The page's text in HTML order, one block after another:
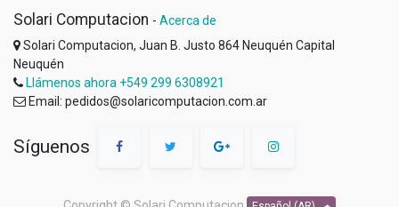
Solari Computacion - Acerca de
Solari Computacion, Juan B. Justo 864 Neuquén Capital
Neuquén
Llámenos ahora +549 299 6308921
Email: pedidos@solaricomputacion.com.ar
Síguenos